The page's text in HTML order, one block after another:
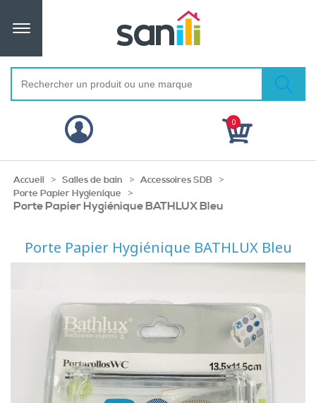
0
Accueil > Salles de bain > Accessoires SDB >
Porte Papier Hygienique >
Porte Papier Hygiénique BATHLUX Bleu
Porte Papier Hygiénique BATHLUX Bleu